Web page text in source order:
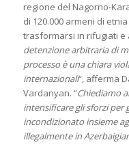
regione del Nagorno-
di 120.000 armeni di
trasformarsi in rifugiati e
detenzione arbitraria di
processo è una chiara
internazionali“, afferma
Vardanyan. “Chiediamo
intensificare gli sforzi per
incondizionato insieme
illegalmente in